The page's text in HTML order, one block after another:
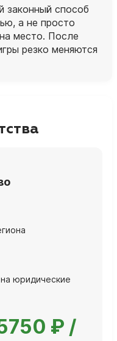
законный способ
а не просто
место. После
резко меняются
юридические
₽ /